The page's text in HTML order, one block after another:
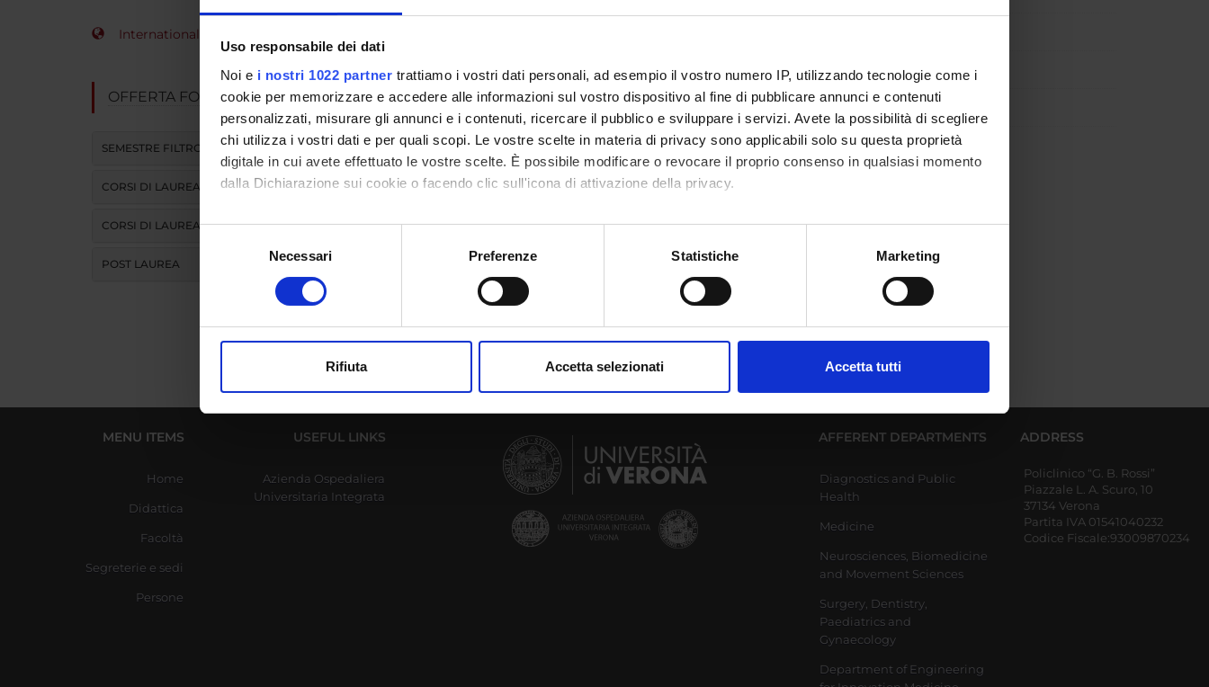
Uso responsabile dei dati
Noi e i nostri 1022 partner trattiamo i vostri dati personali, ad esempio il vostro numero IP, utilizzando tecnologie come i
cookie per memorizzare e accedere alle informazioni sul vostro dispositivo al fine di pubblicare annunci e contenuti
personalizzati, misurare gli annunci e i contenuti, ricercare il pubblico e sviluppare i servizi. Avete la possibilità di scegliere
chi utilizza i vostri dati e per quali scopi. Le vostre scelte in materia di privacy sono applicabili solo su questa proprietà
digitale in cui avete effettuato le vostre scelte. È possibile modificare o revocare il proprio consenso in qualsiasi momento
dalla Dichiarazione sui cookie o facendo clic sull'icona di attivazione della privacy.
Con il tuo consenso, vorremmo anche:
raccogliere informazioni sulla tua posizione geografica, con un'approssimazione di qualche metro,
digitali).
modificare o ritirare il tuo consenso in qualsiasi momento dalla Dichiarazione sui cookie.
che hanno raccolto dal tuo utilizzo dei loro servizi.
Selezione
Necessari Preferenze Statistiche Marketing
Rifiuta Accetta selezionati Accetta tutti
International Students
OFFERTA FORMATIVA
SEMESTRE FILTRO
CORSI DI LAUREA
CORSI DI LAUREA MAGISTRALE
POST LAUREA
Site VERONA
Period not yet allocated
MENU ITEMS
Home
Didattica
Facoltà
Segreterie e sedi
Persone
USEFUL LINKS
Azienda Ospedaliera
Universitaria Integrata
AFFERENT DEPARTMENTS
Diagnostics and Public
Health
Medicine
Neurosciences, Biomedicine
and Movement Sciences
Surgery, Dentistry,
Paediatrics and
Gynaecology
Department of Engineering
ADDRESS
Policlinico “G. B. Rossi”
Piazzale L. A. Scuro, 10
37134 Verona
Partita IVA 01541040232
Codice Fiscale:93009870234